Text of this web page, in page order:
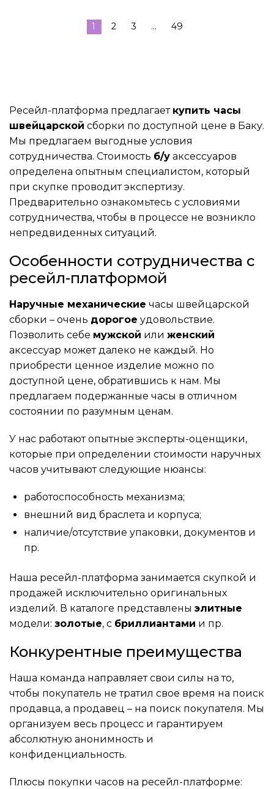
1 2 3 ... 49
Ресейл-платформа предлагает купить часы
швейцарской сборки по доступной цене в Баку.
Мы предлагаем выгодные условия
сотрудничества. Стоимость б/у аксессуаров
определена опытным специалистом, который
при скупке проводит экспертизу.
Предварительно ознакомьтесь с условиями
сотрудничества, чтобы в процессе не возникло
непредвиденных ситуаций.
Особенности сотрудничества с
ресейл-платформой
Наручные механические часы швейцарской
сборки – очень дорогое удовольствие.
Позволить себе мужской или женский
аксессуар может далеко не каждый. Но
приобрести ценное изделие можно по
доступной цене, обратившись к нам. Мы
предлагаем подержанные часы в отличном
состоянии по разумным ценам.
У нас работают опытные эксперты-оценщики,
которые при определении стоимости наручных
часов учитывают следующие нюансы:
работоспособность механизма;
внешний вид браслета и корпуса;
наличие/отсутствие упаковки, документов и
пр.
Наша ресейл-платформа занимается скупкой и
продажей исключительно оригинальных
изделий. В каталоге представлены элитные
модели: золотые, с бриллиантами и пр.
Конкурентные преимущества
Наша команда направляет свои силы на то,
чтобы покупатель не тратил свое время на поиск
продавца, а продавец – на поиск покупателя. Мы
организуем весь процесс и гарантируем
абсолютную анонимность и
конфиденциальность.
Плюсы покупки часов на ресейл-платформе: